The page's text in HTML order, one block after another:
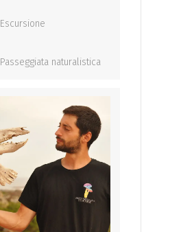
Escursione
Passeggiata naturalistica